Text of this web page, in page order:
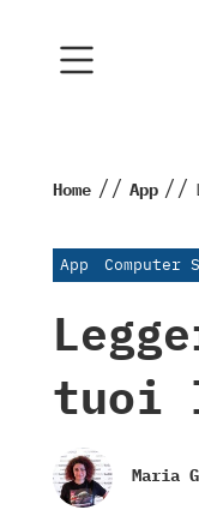
Home // App //
App Computer
tuoi
Maria